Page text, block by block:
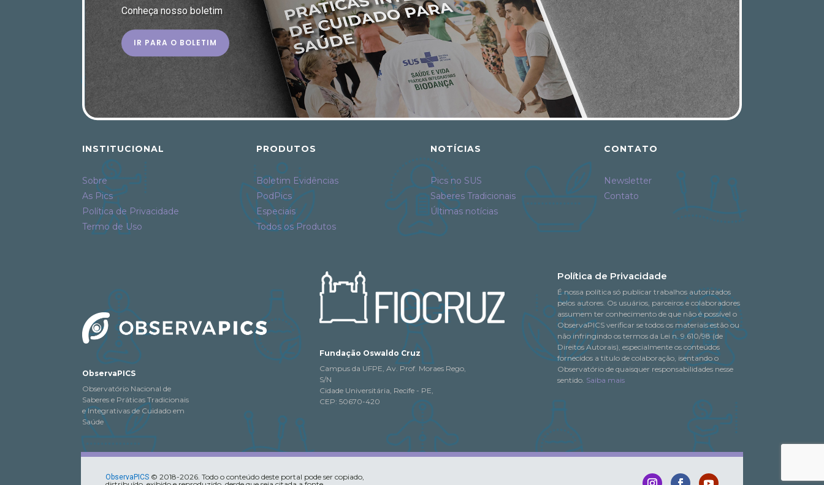
Conheça nosso boletim
IR PARA O BOLETIM
INSTITUCIONAL
Sobre
As Pics
Política de Privacidade
Termo de Uso
PRODUTOS
Boletim Evidências
PodPics
Especiais
Todos os Produtos
NOTÍCIAS
Pics no SUS
Saberes Tradicionais
Últimas notícias
CONTATO
Newsletter
Contato
ObservaPICS
Observatório Nacional de
Saberes e Práticas Tradicionais
e Integrativas de Cuidado em
Saúde
Fundação Oswaldo Cruz
Campus da UFPE, Av. Prof. Moraes Rego,
S/N
Cidade Universitária, Recife - PE,
CEP: 50670-420
Política de Privacidade
É nossa política só publicar trabalhos autorizados
pelos autores. Os usuários, parceiros e colaboradores
assumem ter conhecimento de que não é possível o
ObservaPICS verificar se todos os materiais estão ou
não infringindo os termos da Lei n. 9.610/98 (de
Direitos Autorais), especialmente os conteúdos
fornecidos a título de colaboração, isentando o
Observatório de quaisquer responsabilidades nesse
sentido. Saiba mais
ObservaPICS © 2018-2026. Todo o conteúdo deste portal pode ser copiado,